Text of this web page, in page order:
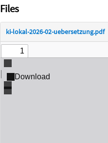
Files
ki-lokal-2026-02-uebersetzung.pdf